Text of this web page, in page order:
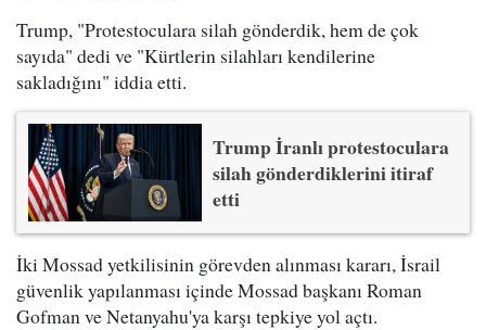
Trump, "Protestoculara silah gönderdik, hem de çok
sayıda" dedi ve "Kürtlerin silahları kendilerine
sakladığını" iddia etti.
Trump İranlı protestoculara
silah gönderdiklerini itiraf
etti
İki Mossad yetkilisinin görevden alınması kararı, İsrail
güvenlik yapılanması içinde Mossad başkanı Roman
Gofman ve Netanyahu'ya karşı tepkiye yol açtı.